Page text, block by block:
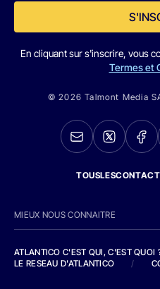
En cliquant sur s'inscrire, vous
Termes et
© 2026 Talmont Media
MIEUX NOUS CONNAITRE
ATLANTICO C'EST QUI, C'EST QUOI
LE RESEAU D'ATLANTICO
/